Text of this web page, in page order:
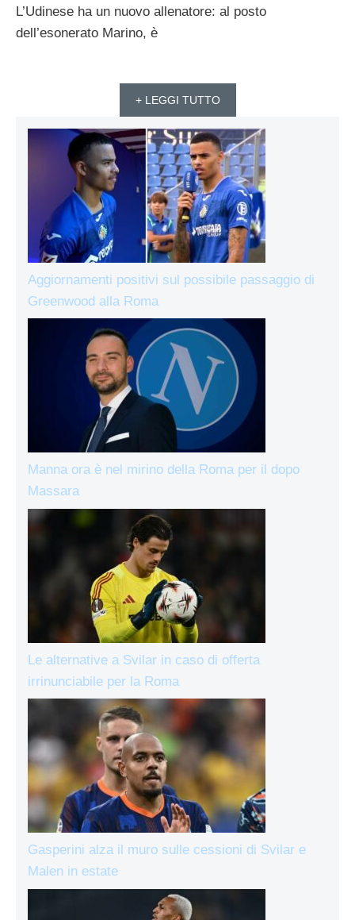
L’Udinese ha un nuovo allenatore: al posto
dell’esonerato Marino, è
+ LEGGI TUTTO
Aggiornamenti positivi sul possibile passaggio di
Greenwood alla Roma
Manna ora è nel mirino della Roma per il dopo
Massara
Le alternative a Svilar in caso di offerta
irrinunciabile per la Roma
Gasperini alza il muro sulle cessioni di Svilar e
Malen in estate